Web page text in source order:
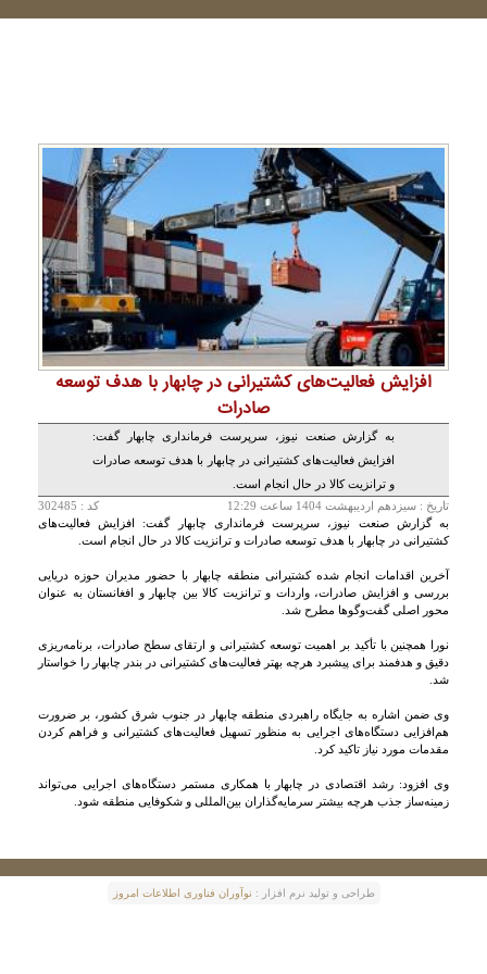
افزایش فعالیت‌های کشتیرانی در چابهار با هدف توسعه
صادرات
به گزارش صنعت نیوز، سرپرست فرمانداری چابهار گفت:
افزایش فعالیت‌های کشتیرانی در چابهار با هدف توسعه صادرات
و ترانزیت کالا در حال انجام است.
تاريخ : سيزدهم ارديبهشت 1404 ساعت 12:29
کد : 302485
به گزارش صنعت نیوز، سرپرست فرمانداری چابهار گفت: افزایش فعالیت‌های
کشتیرانی در چابهار با هدف توسعه صادرات و ترانزیت کالا در حال انجام است.
آخرین اقدامات انجام شده کشتیرانی منطقه چابهار با حضور مدیران حوزه دریایی
بررسی و افزایش صادرات، واردات و ترانزیت کالا بین چابهار و افغانستان به عنوان
محور اصلی گفت‌وگوها مطرح شد.
نورا همچنین با تأکید بر اهمیت توسعه کشتیرانی و ارتقای سطح صادرات، برنامه‌ریزی
دقیق و هدفمند برای پیشبرد هرچه بهتر فعالیت‌های کشتیرانی در بندر چابهار را خواستار
شد.
وی ضمن اشاره به جایگاه راهبردی منطقه چابهار در جنوب شرق کشور، بر ضرورت
هم‌افزایی دستگاه‌های اجرایی به منظور تسهیل فعالیت‌های کشتیرانی و فراهم کردن
مقدمات مورد نیاز تاکید کرد.
وی افزود: رشد اقتصادی در چابهار با همکاری مستمر دستگاه‌های اجرایی می‌تواند
زمینه‌ساز جذب هرچه بیشتر سرمایه‌گذاران بین‌المللی و شکوفایی منطقه شود.
طراحی و توليد نرم افزار : نوآوران فناوری اطلاعات امروز